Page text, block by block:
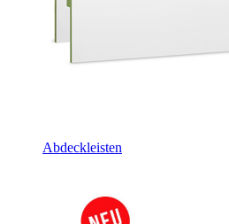
Abdeckleisten